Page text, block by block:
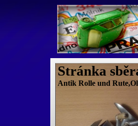
Stránka
Antik Rolle und